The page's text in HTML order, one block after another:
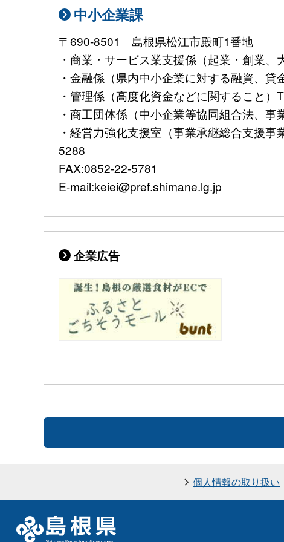
中小企業課
〒690-8501 島根県松江市殿町1番地
・商業・サービス業支援係（起業・創業
・金融係（県内中小企業に対する融資、
・管理係（高度化資金などに関すること
・商工団体係（中小企業等協同組合法、
・経営力強化支援室（事業承継総合支援
5288
FAX:0852-22-5781
E-mail:keiei@pref.shimane.lg.jp
企業広告
個人情報の取り扱い